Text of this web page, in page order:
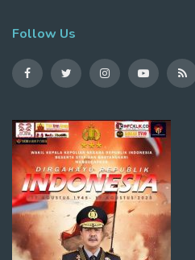
Follow Us